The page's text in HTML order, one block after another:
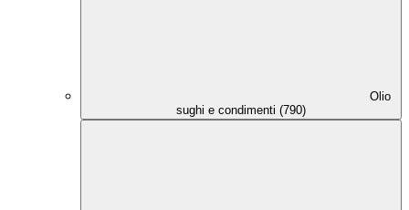
Olio
sughi e condimenti (790)